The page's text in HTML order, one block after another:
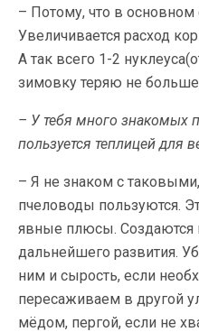
– Потому, что в основном
Увеличивается расход
А так всего 1-2
зимовку теряю не
– У тебя много знакомых
пользуется теплицей для
– Я не знаком с
пчеловоды пользуются.
явные плюсы. Создаются
дальнейшего развития.
ним и сырость, если
пересаживаем в другой
мёдом, пергой, если не